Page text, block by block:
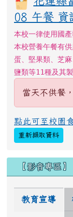
08 午餐 資
本校一律使用國
本校營養午餐有
蛋、堅果類、芝
鹽類等11種及其
當天不供餐
點此可至校園
重新擷取資料
【影音專區】
教育宣導